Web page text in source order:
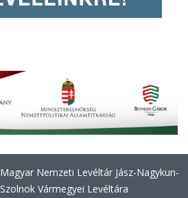
Magyar Nemzeti Levéltár Jász-Nagykun-
Szolnok Vármegyei Levéltára